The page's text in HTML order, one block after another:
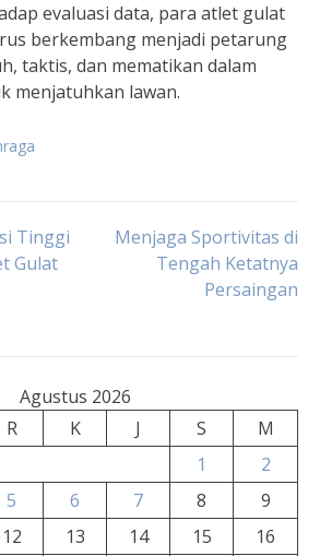
evaluasi data, para atlet gulat
berkembang menjadi petarung
taktis, dan mematikan dalam
menjatuhkan lawan.
Tinggi
Gulat
Menjaga Sportivitas di
Tengah Ketatnya
Persaingan
Agustus 2026
R K J S
M
1
2
5 6 7 8
9
12 13 14 15
16